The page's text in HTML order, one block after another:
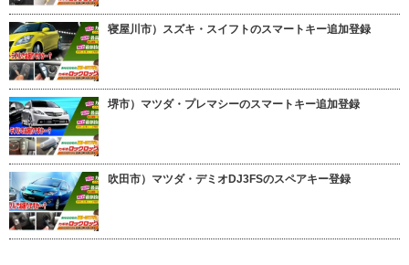
寝屋川市）スズキ・スイフトのスマートキー追加登録
堺市）マツダ・プレマシーのスマートキー追加登録
吹田市）マツダ・デミオDJ3FSのスペアキー登録